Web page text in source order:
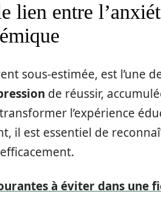
lien entre
sous-estimée, est l’une
de réussir,
l’expérience
il est essentiel de
à éviter dans une